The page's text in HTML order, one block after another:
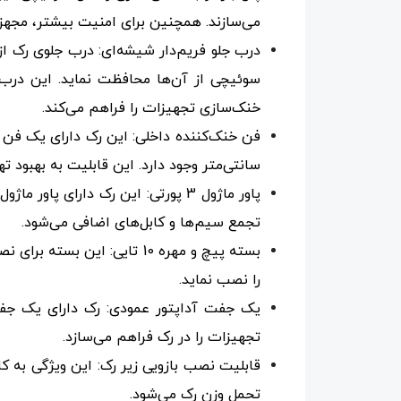
می‌سازند. همچنین برای امنیت بیشتر،
درب جلو فریم‌دار شیشه‌ای: درب جلوی رک
سوئیچی از آن‌ها محافظت نماید. این
خنک‌سازی تجهیزات را فراهم می‌کند.
سانتی‌متر وجود دارد. این قابلیت به
پاور ماژول 3 پورتی: این رک
تجمع سیم‌ها و کابل‌های اضافی می‌شود.
بسته پیچ و مهره 10
را نصب نماید.
یک جفت آداپتور عمودی: رک دارای یک
تجهیزات را در رک فراهم می‌سازد.
قابلیت نصب بازویی زیر رک: این ویژگی
تحمل وزن رک می‌شود.